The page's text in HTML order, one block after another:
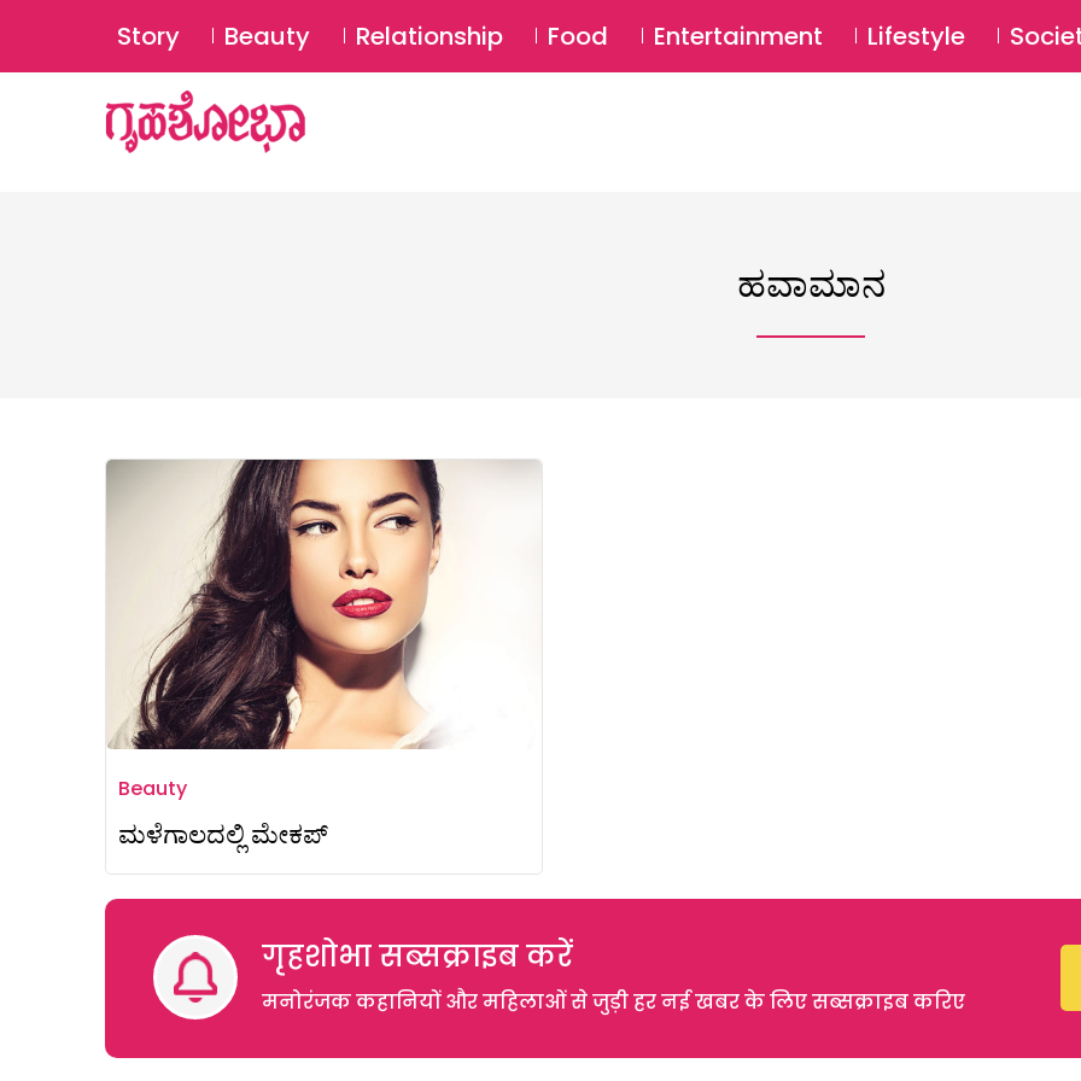
Story Beauty Relationship Food Entertainment Lifestyle
ಹವಾಮಾನ
Beauty
ಮಳೆಗಾಲದಲ್ಲಿ ಮೇಕಪ್
गृहशोभा सब्सक्राइब करें
मनोरंजक कहानियों और महिलाओं से जुड़ी हर नई खबर के लिए सब्सक्राइब करिए